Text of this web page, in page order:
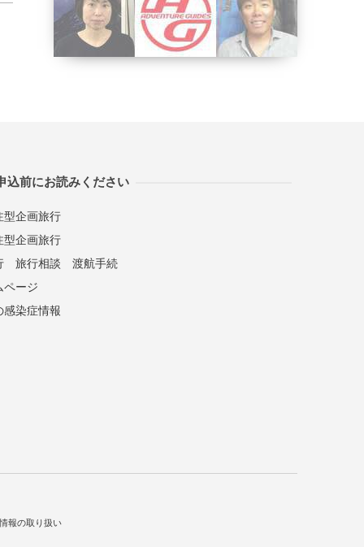
込前にお読みください
型企画旅行
型企画旅行
旅行相談
渡航手続
ページ
感染症情報
報の取り扱い